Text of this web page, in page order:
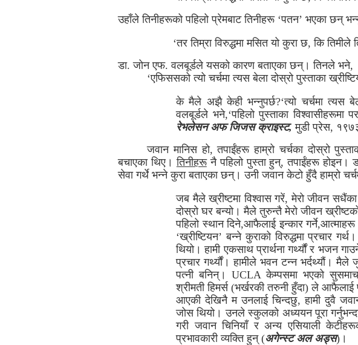
उहाँले तिनीहरूको पहिलो प्रेमबाट तिनीहरू ‘पतन’ भएका छन्
‘तर तिम्रा विरुद्धमा मसित यो कुरा छ, कि तिमीले
डा. जोन एफ. वलबूर्डले यसको कारण बताएका छन्। तिनले भने,
‘एफिससको त्यो चर्चमा त्यस बेला दोस्रो पुस्ताका
के मैले अझै केही भन्नुपर्छ?‘त्यो चर्चमा त्यस
वलबूर्डले भने,‘पहिलो पुस्ताका
रेभलेसन अफ जिजस क्राइस्ट,मुडी प्रेस,
जवान मानिस हो, तपाईंहरू हाम्रो चर्चका दोस्रो
बचाएका थिए।तिनीहरूनै पहिलो पुस्ता हुन्, तपाईंहरू होइन।
सेवा गर्थे भन्ने कुरा बताएका छन्। उनी जवान केटो हुँदै हाम्रो
जब मैले ख्रीष्टमा विश्वास गरें, मेरो जीवन सधैंका
दोस्रो घर बन्यो। मैले तुरुन्तै मेरो जीवन
पहिलो स्थान दिने,आफैलाई इन्कार गर्ने,आत्माहरू
‘ख्रीष्टियन’ बन्ने कुराको विरुद्धमा प्रचार
थियो। हामी एकसाथ प्रार्थना गर्थ्यौं र भजन
प्रचार गर्थ्यौं। हामीले भवन टन्न भर्दथ्यौं।
पत्नी बनिन्। UCLA केम्पसमा भएको
श्रीमती हिमर्स (भर्खरकी तरुनी हुँदा) ले आफैलाई
आएकी देखिनै म उनलाई चिन्दछु, हामी दुवै
जोस थियो। उनले स्कुलको अध्ययन पूरा
गरी जवान चिनियाँ र अन्य एसियाली
प्रभावकारी व्यक्ति हुन् (अगेन्स्ट अल अड्स)।